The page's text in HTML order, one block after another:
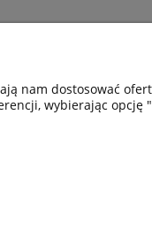
nam dostosować
wybierając opcję